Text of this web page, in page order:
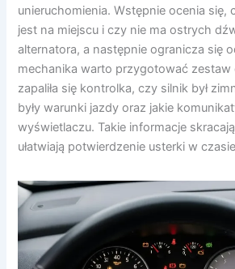
unieruchomienia. Wstępnie ocenia się,
jest na miejscu i czy nie ma ostrych
alternatora, a następnie ogranicza się
mechanika warto przygotować zestaw
zapaliła się kontrolka, czy silnik był
były warunki jazdy oraz jakie
wyświetlaczu. Takie informacje
ułatwiają potwierdzenie usterki w